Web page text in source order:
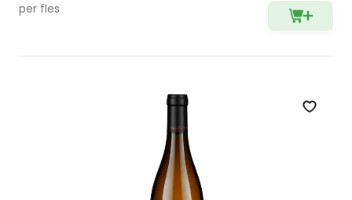
per fles
Zet